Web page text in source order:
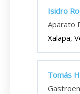
Isidro
Aparato
Xalapa,
Tomás